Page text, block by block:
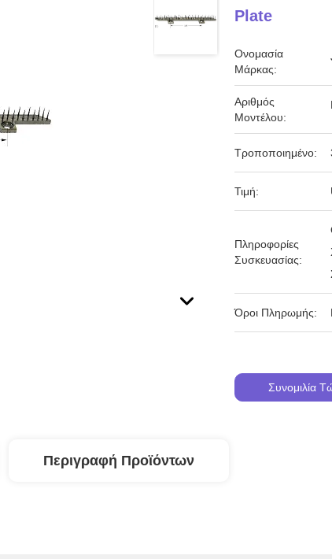
Plate
Ονομασία
Μάρκας:
Αριθμός
Μοντέλου:
Τροποποιημένο:
Τιμή:
Πληροφορίες
Συσκευασίας:
Όροι Πληρωμής:
Συνομιλία
Περιγραφή Προϊόντων